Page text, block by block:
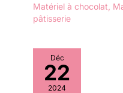
Matériel à chocolat
pâtisserie
Déc
22
2024